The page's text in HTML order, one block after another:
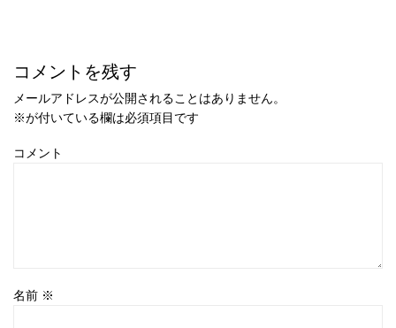
コメントを残す
メールアドレスが公開されることはありません。
※が付いている欄は必須項目です
コメント
名前 ※